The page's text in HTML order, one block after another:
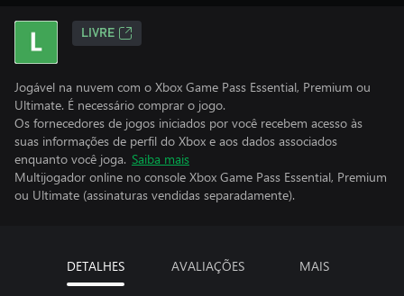
LIVRE
Jogável na nuvem com o Xbox Game Pass Essential, Premium ou
Ultimate. É necessário comprar o jogo.
Os fornecedores de jogos iniciados por você recebem acesso às
suas informações de perfil do Xbox e aos dados associados
enquanto você joga. Saiba mais
Multijogador online no console Xbox Game Pass Essential, Premium
ou Ultimate (assinaturas vendidas separadamente).
DETALHES AVALIAÇÕES MAIS